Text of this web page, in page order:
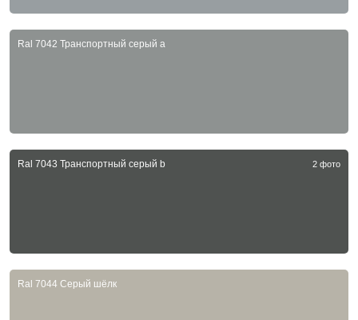
Ral 7042 Транспортный серый a
Ral 7043 Транспортный серый b 2 фото
Ral 7044 Серый шёлк